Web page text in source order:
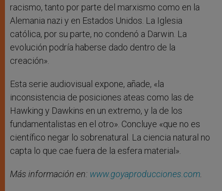
racismo, tanto por parte del marxismo como en la
Alemania nazi y en Estados Unidos. La Iglesia
católica, por su parte, no condenó a Darwin. La
evolución podría haberse dado dentro de la
creación».
Esta serie audiovisual expone, añade, «la
inconsistencia de posiciones ateas como las de
Hawking y Dawkins en un extremo, y la de los
fundamentalistas en el otro». Concluye «que no es
científico negar lo sobrenatural. La ciencia natural no
capta lo que cae fuera de la esfera material».
Más información en: www.goyaproducciones.com.